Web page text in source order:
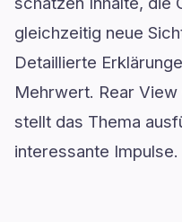
gleichzeitig neue
Detaillierte
Mehrwert. Rear
stellt das Thema
interessante Impulse.